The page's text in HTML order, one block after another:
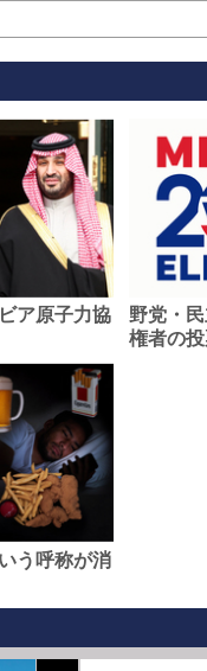
ア原子力協
野党・
権者の
う呼称が消